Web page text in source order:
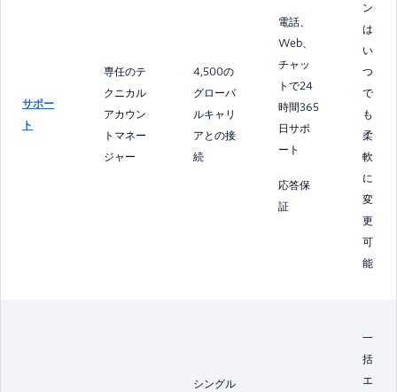
サポー
ト
専任のテ
クニカル
アカウン
トマネー
ジャー
4,500の
グローバ
ルキャリ
アとの接
続
電話、
Web、
チャッ
トで24
時間365
日サポ
ート
応答保
証
ン
は
い
つ
で
も
柔
軟
に
変
更
可
能
シングル
一
括
エ